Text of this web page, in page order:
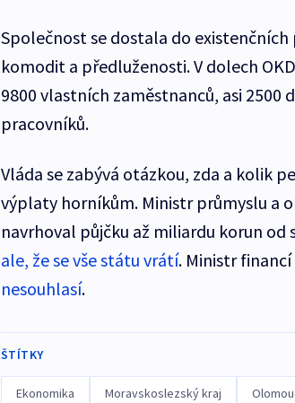
Společnost se dostala do
komodit a předluženosti. V dolech
9800 vlastních zaměstnanců, asi 2500
pracovníků.
Vláda se zabývá otázkou, zda a kolik
výplaty horníkům. Ministr průmyslu a
navrhoval půjčku až miliardu korun
ale, že se vše státu vrátí. Ministr financí
nesouhlasí.
ŠTÍTKY
Ekonomika Moravskoslezský kraj